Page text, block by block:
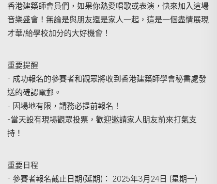
香港建築師會員們，如果你熱愛唱歌或表演，快來加入這場
音樂盛會！無論是與朋友還是家人一起，這是一個盡情展現
才華/給學校加分的大好機會！
重要提醒
- 成功報名的參賽者和觀眾將收到香港建築師學會秘書處發
送的確認電郵。
- 因場地有限，請務必提前報名！
-當天設有現場觀眾投票，歡迎邀請家人朋友前來打氣支
持！
重要日程
- 參賽者報名截止日期(延期)： 2025年3月24日 (星期一)